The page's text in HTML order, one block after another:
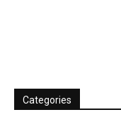
Categories